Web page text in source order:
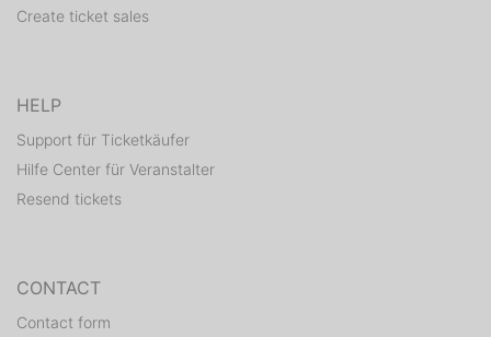
Create ticket sales
HELP
Support für Ticketkäufer
Hilfe Center für Veranstalter
Resend tickets
CONTACT
Contact form